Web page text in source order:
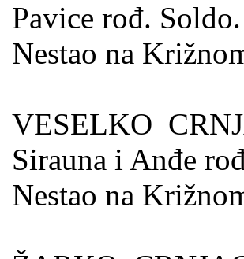
Pavice rođ.
Nestao na
VESELKO
Sirauna i Anđe
Nestao na